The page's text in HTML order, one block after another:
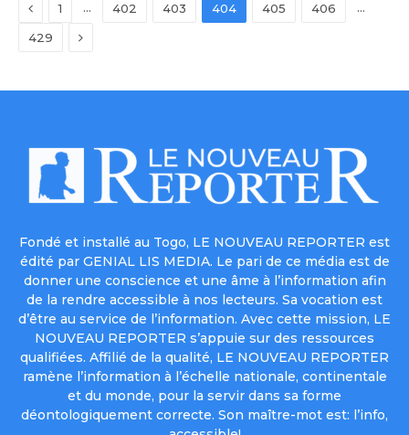
Previous
1 … 402 403 404 405 406 …
429 Next
Fondé et installé au Togo, LE NOUVEAU REPORTER est
édité par GENIAL LIS MEDIA. Le pari de ce média est de
donner une conscience et une âme à l’information afin
de la rendre accessible à nos lecteurs. Sa vocation est
d’être au service de l’information. Avec cette mission, LE
NOUVEAU REPORTER s’appuie sur des ressources
qualifiées. Affilié de la qualité, LE NOUVEAU REPORTER
ramène l’information à l’échelle nationale, continentale
et du monde, pour la servir dans sa forme
déontologiquement correcte. Son maître-mot est: l’info,